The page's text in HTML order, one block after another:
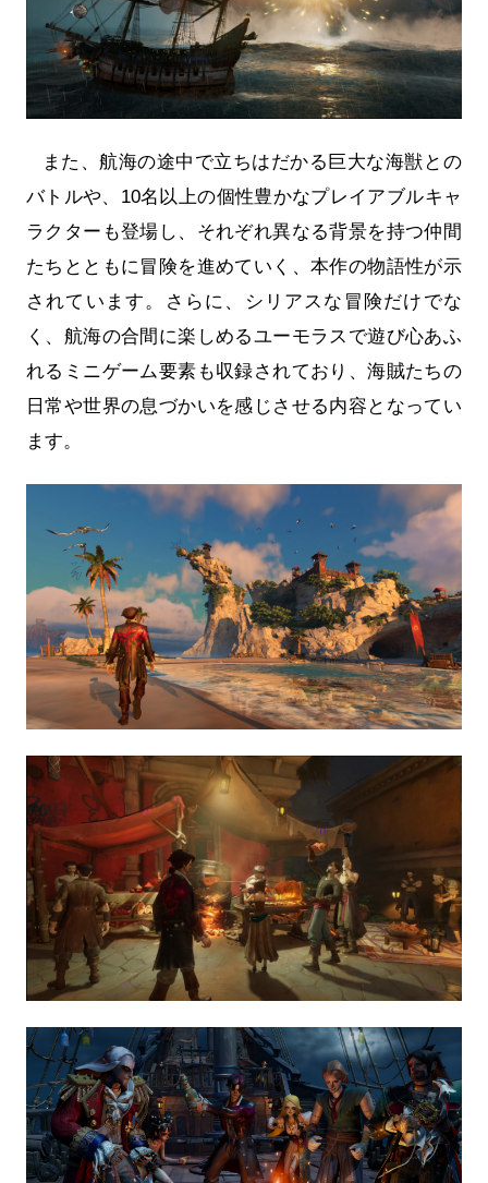
また、航海の途中で立ちはだかる巨大な海獣との
バトルや、10名以上の個性豊かなプレイアブルキャ
ラクターも登場し、それぞれ異なる背景を持つ仲間
たちとともに冒険を進めていく、本作の物語性が示
されています。さらに、シリアスな冒険だけでな
く、航海の合間に楽しめるユーモラスで遊び心あふ
れるミニゲーム要素も収録されており、海賊たちの
日常や世界の息づかいを感じさせる内容となってい
ます。